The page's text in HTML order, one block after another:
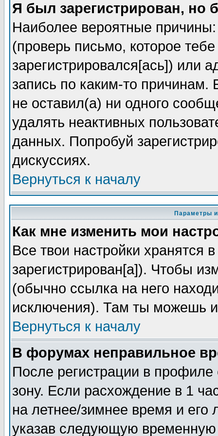
Я был зарегистрирован, но
Наиболее вероятные
(проверь письмо, которое
зарегистрировался[ась]) или
запись по каким-то причинам.
не оставил(а) ни одного
удалять неактивных
данных. Попробуй
дискуссиях.
Вернуться к началу
Параметры
Как мне изменить мои
Все твои настройки хранятся
зарегистрирован[а]). Чтобы
(обычно ссылка на него
исключения). Там ты можешь
Вернуться к началу
В форумах неправильное
После регистрации в
зону. Если расхождение в 1
на летнее/зимнее время и его
указав следующую временную